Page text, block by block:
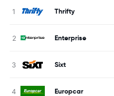
Thrifty
Enterprise
Sixt
Europcar